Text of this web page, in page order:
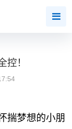
控！
梦想的小朋